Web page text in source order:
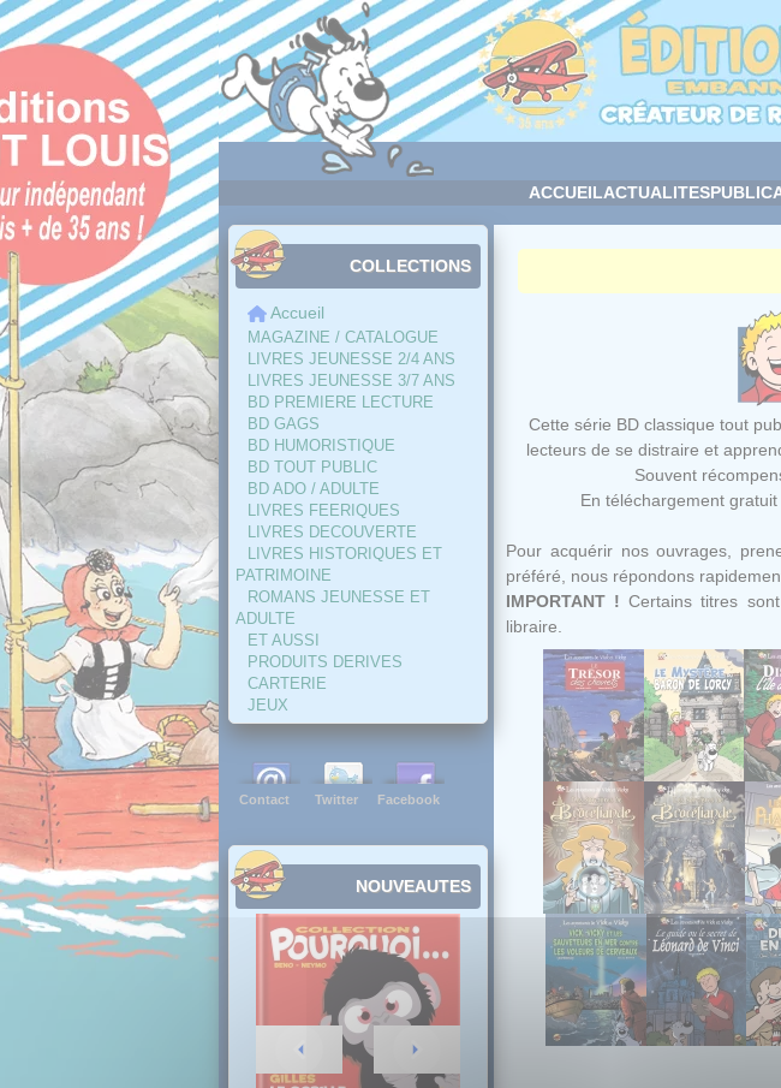
ACCUEILACTUALITES
COLLECTIONS
Accueil
MAGAZINE / CATALOGUE
LIVRES JEUNESSE 2/4 ANS
LIVRES JEUNESSE 3/7 ANS
BD PREMIERE LECTURE
BD GAGS
BD HUMORISTIQUE
BD TOUT PUBLIC
BD ADO / ADULTE
LIVRES FEERIQUES
LIVRES DECOUVERTE
LIVRES HISTORIQUES ET
PATRIMOINE
ROMANS JEUNESSE ET
ADULTE
ET AUSSI
PRODUITS DERIVES
CARTERIE
JEUX
Contact Twitter Facebook
NOUVEAUTES
Cette série BD classique tout
lecteurs de se distraire et
Souvent
En téléchargement gratuit
Pour acquérir nos ouvrages,
préféré, nous répondons
IMPORTANT ! Certains titres
libraire.
Panneau de gestion des cookies